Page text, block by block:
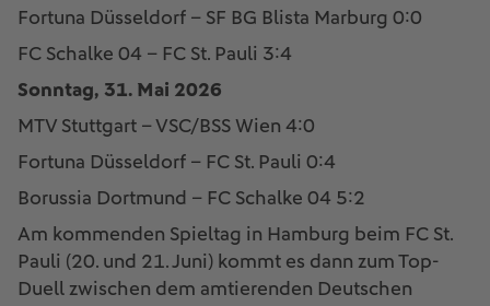
Fortuna Düsseldorf – SF BG Blista Marburg 0:0
FC Schalke 04 – FC St. Pauli 3:4
Sonntag, 31. Mai 2026
MTV Stuttgart – VSC/BSS Wien 4:0
Fortuna Düsseldorf – FC St. Pauli 0:4
Borussia Dortmund – FC Schalke 04 5:2
Am kommenden Spieltag in Hamburg beim FC St.
Pauli (20. und 21. Juni) kommt es dann zum Top-
Duell zwischen dem amtierenden Deutschen